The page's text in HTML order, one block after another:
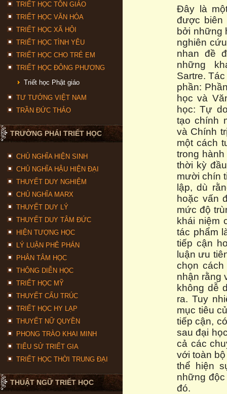
TRIẾT HỌC TÔN GIÁO
TRIẾT HỌC VĂN HÓA
TRIẾT HỌC XÃ HỘI
TRIẾT HỌC TÌNH YÊU
TRIẾT HỌC CHO TRẺ EM
TRIẾT HỌC ĐÔNG PHƯƠNG
Triết học Phật giáo
TƯ TƯỞNG VIỆT NAM
TRẦN ĐỨC THẢO
TRƯỜNG PHÁI TRIẾT HỌC
CHỦ NGHĨA HIỆN SINH
CHỦ NGHĨA HẬU HIỆN ĐẠI
THUYẾT DUY NGHIỆM
CHỦ NGHĨA MARX
THUYẾT DUY LÝ
THUYẾT DUY TÂM ĐỨC
HIỆN TƯỢNG HỌC
LÝ LUẬN PHÊ PHÁN
PHÂN TÂM HỌC
THÔNG DIỄN HỌC
TRIẾT HỌC MỸ
THUYẾT CẤU TRÚC
TRIẾT HỌC HY LẠP
THUYẾT NỮ QUYỀN
PHONG TRÀO KHAI MINH
TIỂU SỬ TRIẾT GIA
TRIẾT HỌC THỜI TRUNG ĐẠI
THUẬT NGỮ TRIẾT HỌC
Đây là
được biên
bởi những
nghiên
nhan đề
những
Sartre.
phần:
học và
học: Tự
tạo chính
và Chính
một cách
trong
thời kỳ
mười chín
lập, dù
hoặc vấn
mức độ
khái niệm
tác phẩm
tiếp cận
luận ưu
chọn
nhận rằng
không dễ
ra. Tuy
mục tiêu
tiếp cận,
sau đại
cả các
với toàn
thể hiện
những
đó.